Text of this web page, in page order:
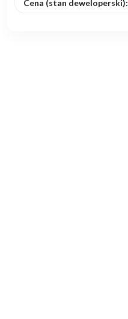
Cena (stan deweloperski):